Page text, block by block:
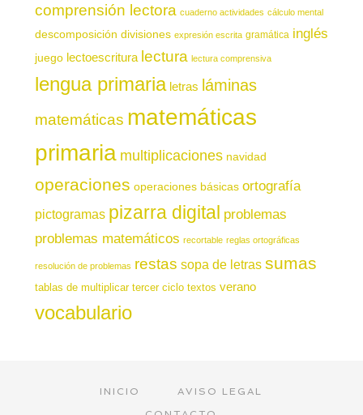
comprensión lectora cuaderno actividades cálculo mental
descomposición divisiones expresión escrita gramática inglés
juego lectoescritura lectura lectura comprensiva
lengua primaria letras láminas
matemáticas matemáticas
primaria multiplicaciones navidad
operaciones operaciones básicas ortografía
pictogramas pizarra digital problemas
problemas matemáticos recortable reglas ortográficas
resolución de problemas restas sopa de letras sumas
tablas de multiplicar tercer ciclo textos verano
vocabulario
INICIO
AVISO LEGAL